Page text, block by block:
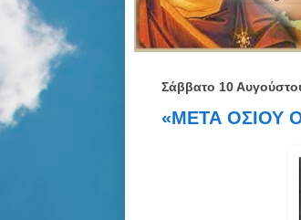
Σάββατο 10
«ΜΕΤΑ ΟΣΙΟΥ